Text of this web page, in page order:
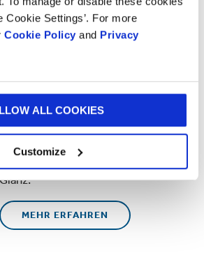
Cookie Settings’. For more
Cookie Policy and Privacy
ALL COOKIES
Customize
Druckkompetenz
Im Rahmen unserer Forschungen
Druckfarben und Druckverfahren
und verbessern ständig die
Eigenschaften unserer Papiere für
den Druck, z. B.
Glanz.
MEHR ERFAHREN